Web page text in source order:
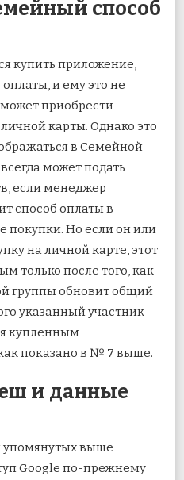
способ
купить приложение,
и ему это не
может приобрести
карты. Однако это
в Семейной
может подать
если менеджер
способ оплаты в
покупки. Но если он или
на личной карте, этот
только после того, как
группы обновит общий
указанный участник
купленным
показано в № 7 выше.
и данные
выше
Google по-прежнему